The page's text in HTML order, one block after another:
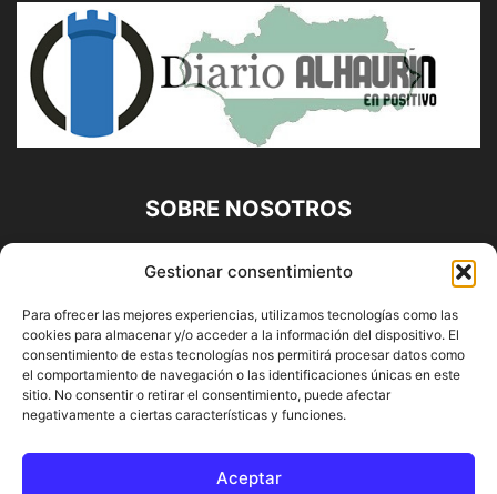
Gestionar consentimiento
Para ofrecer las mejores experiencias, utilizamos tecnologías como las
cookies para almacenar y/o acceder a la información del dispositivo. El
consentimiento de estas tecnologías nos permitirá procesar datos como
el comportamiento de navegación o las identificaciones únicas en este
sitio. No consentir o retirar el consentimiento, puede afectar
negativamente a ciertas características y funciones.
Aceptar
SOBRE NOSOTROS
Diario Alhaurín (www.alhaurindelatorre.com) Propiedad de
Francisco E. López López | 639 95 71 95 | Noticias de
Alhaurín de la Torre, Málaga y Provincia|
Contáctanos:info@alhaurindelatorre.com
SÍGUENOS